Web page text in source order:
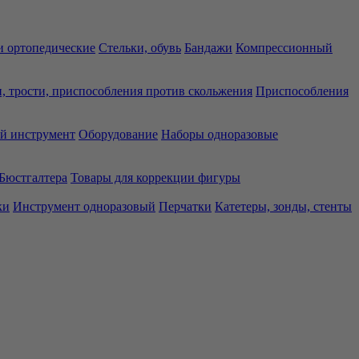
ортопедические Стельки, обувь Бандажи Компрессионный
трости, приспособления против скольжения Приспособления
инструмент Оборудование Наборы одноразовые
Бюстгалтера Товары для коррекции фигуры
Инструмент одноразовый Перчатки Катетеры, зонды, стенты